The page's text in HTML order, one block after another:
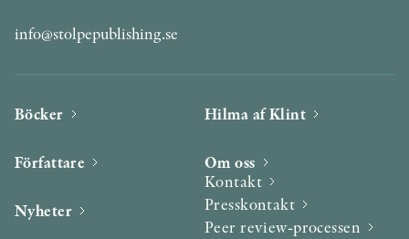
info@stolpepublishing.se
Böcker
Författare
Nyheter
Hilma af Klint
Om oss
Kontakt
Presskontakt
Peer review-processen